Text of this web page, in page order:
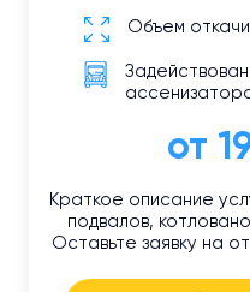
Объем
от
Краткое описание
подвалов,
Оставьте заявку на